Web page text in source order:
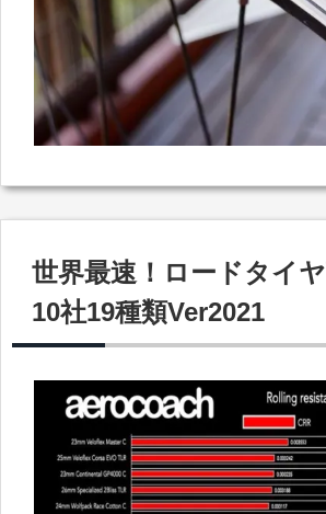
世界最速！ロードタイ
10社19種類Ver2021